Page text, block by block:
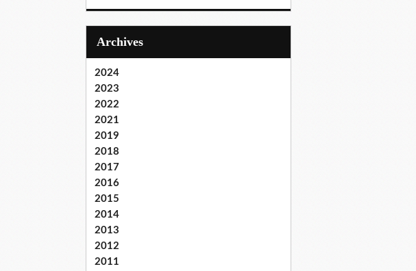
Archives
2024
2023
2022
2021
2019
2018
2017
2016
2015
2014
2013
2012
2011